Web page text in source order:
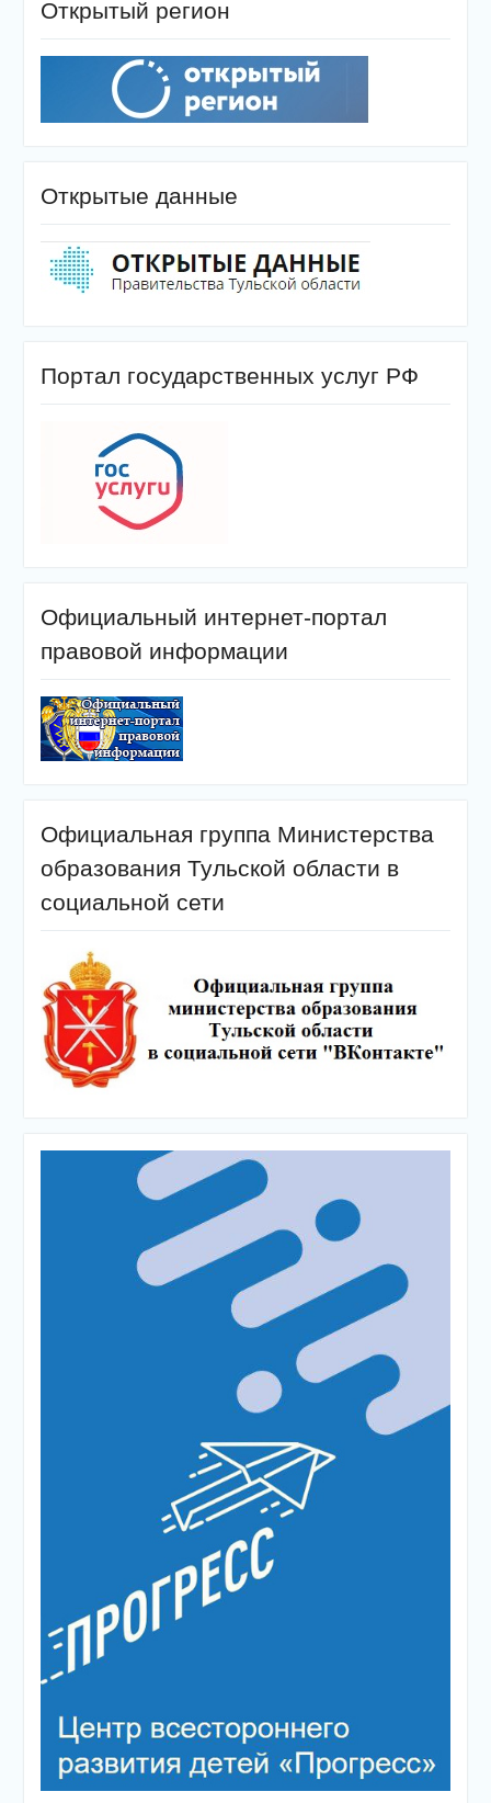
Открытый регион
Открытые данные
Портал государственных услуг РФ
Официальный интернет-портал
правовой информации
Официальная группа Министерства
образования Тульской области в
социальной сети